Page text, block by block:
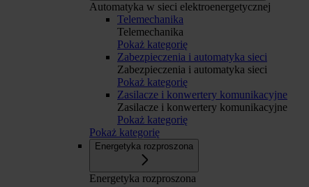
Automatyka w sieci elektroenergetycznej
Telemechanika
Telemechanika
Pokaż kategorię
Zabezpieczenia i automatyka sieci
Zabezpieczenia i automatyka sieci
Pokaż kategorię
Zasilacze i konwertery komunikacyjne
Zasilacze i konwertery komunikacyjne
Pokaż kategorię
Pokaż kategorię
Energetyka rozproszona
Energetyka rozproszona